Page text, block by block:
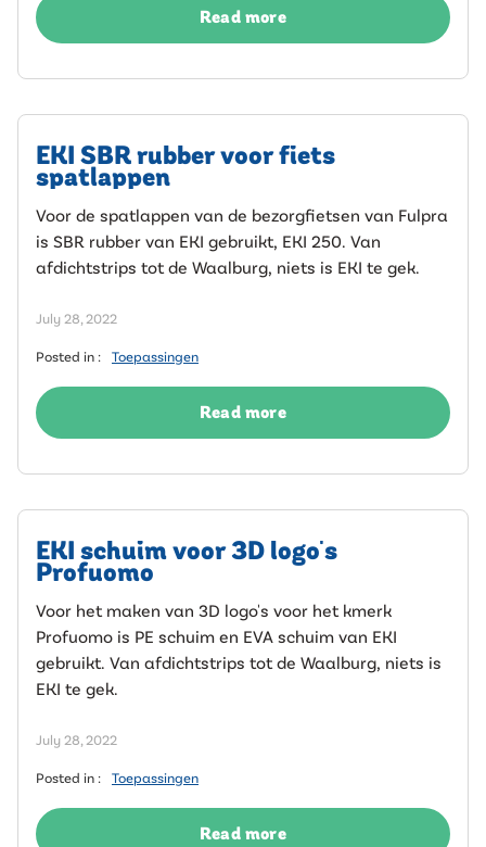
Read more
EKI SBR rubber voor fiets
spatlappen
Voor de spatlappen van de bezorgfietsen van Fulpra
is SBR rubber van EKI gebruikt, EKI 250. Van
afdichtstrips tot de Waalburg, niets is EKI te gek.
July 28, 2022
Posted in : Toepassingen
Read more
EKI schuim voor 3D logo's
Profuomo
Voor het maken van 3D logo's voor het kmerk
Profuomo is PE schuim en EVA schuim van EKI
gebruikt. Van afdichtstrips tot de Waalburg, niets is
EKI te gek.
July 28, 2022
Posted in : Toepassingen
Read more